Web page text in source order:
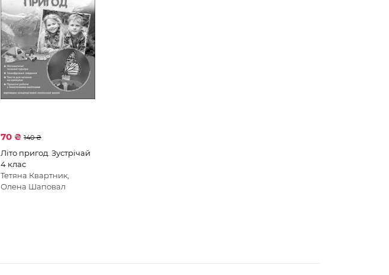
70 ₴ 140 ₴
Літо пригод. Зустрічай
4 клас
Тетяна Квартник,
Олена Шаповал